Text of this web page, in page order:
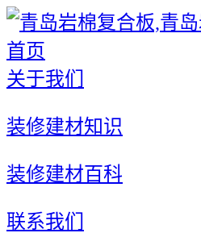
首页
关于我们
装修建材知识
装修建材百科
联系我们